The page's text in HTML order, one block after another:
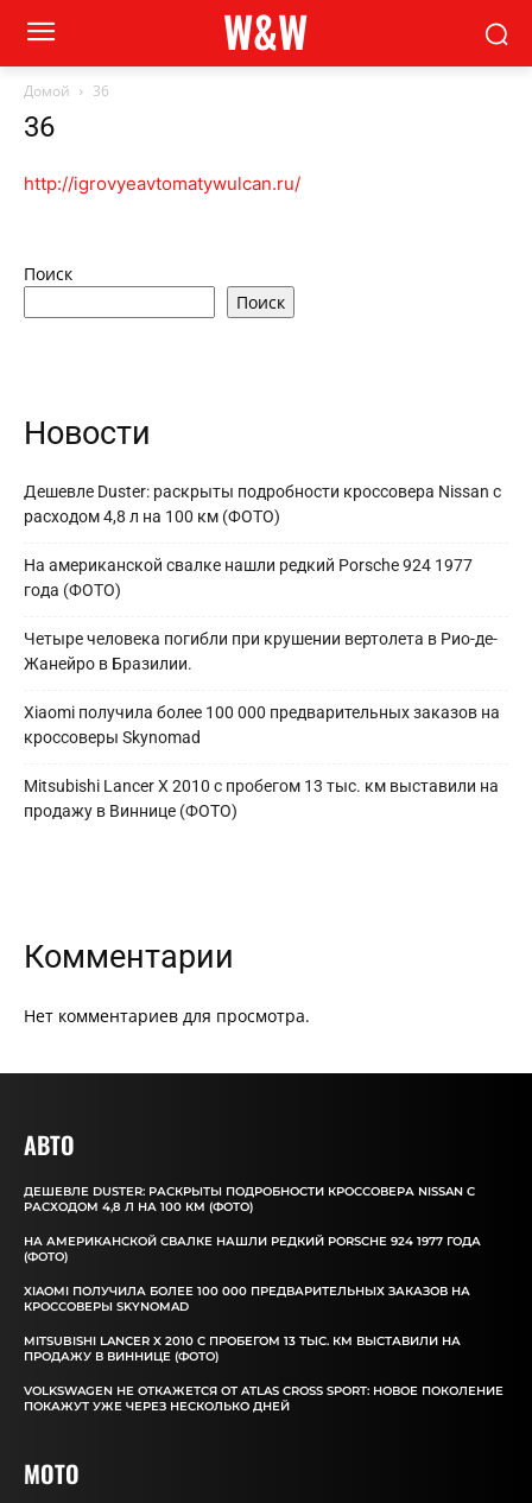
W&W
Домой 36
36
http://igrovyeavtomatywulcan.ru/
Поиск
Поиск
Новости
Дешевле Duster: раскрыты подробности кроссовера Nissan с
расходом 4,8 л на 100 км (ФОТО)
На американской свалке нашли редкий Porsche 924 1977
года (ФОТО)
Четыре человека погибли при крушении вертолета в Рио-де-
Жанейро в Бразилии.
Xiaomi получила более 100 000 предварительных заказов на
кроссоверы Skynomad
Mitsubishi Lancer X 2010 с пробегом 13 тыс. км выставили на
продажу в Виннице (ФОТО)
Комментарии
Нет комментариев для просмотра.
АВТО
ДЕШЕВЛЕ DUSTER: РАСКРЫТЫ ПОДРОБНОСТИ КРОССОВЕРА NISSAN С
РАСХОДОМ 4,8 Л НА 100 КМ (ФОТО)
НА АМЕРИКАНСКОЙ СВАЛКЕ НАШЛИ РЕДКИЙ PORSCHE 924 1977 ГОДА
(ФОТО)
XIAOMI ПОЛУЧИЛА БОЛЕЕ 100 000 ПРЕДВАРИТЕЛЬНЫХ ЗАКАЗОВ НА
КРОССОВЕРЫ SKYNOMAD
MITSUBISHI LANCER X 2010 С ПРОБЕГОМ 13 ТЫС. КМ ВЫСТАВИЛИ НА
ПРОДАЖУ В ВИННИЦЕ (ФОТО)
VOLKSWAGEN НЕ ОТКАЖЕТСЯ ОТ ATLAS CROSS SPORT: НОВОЕ ПОКОЛЕНИЕ
ПОКАЖУТ УЖЕ ЧЕРЕЗ НЕСКОЛЬКО ДНЕЙ
MOTO